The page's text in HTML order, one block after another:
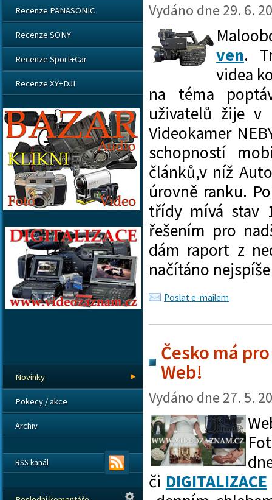
Vydáno dne 29. 6.
ven.
videa
na téma
uživatelů žije
Videokamer
schopností
článků,v níž
úrovně ranku.
třídy mívá stav
řešením pro
dám raport z
načítáno
Poslat e-mailem
Česko má
Web!
Vydáno dne 27. 5.
či DIGITALIZACE
Recenze PANASONIC
Recenze SONY
Recenze Sport+Car
Recenze XY+DJI
Novinky
Pokecy / akce
Archiv
RSS kanál